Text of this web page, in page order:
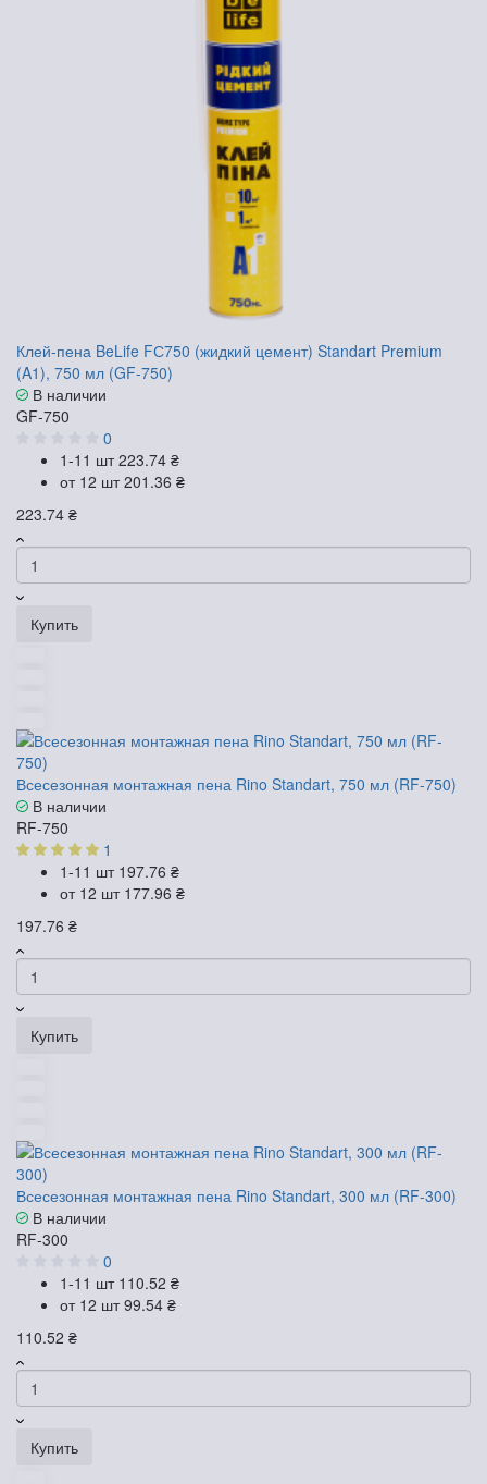
Клей-пена BeLife FС750 (жидкий цемент) Standart Premium
(A1), 750 мл (GF-750)
В наличии
GF-750
0
1-11 шт223.74 ₴
от 12 шт201.36 ₴
223.74 ₴
Купить
Всесезонная монтажная пена Rino Standart, 750 мл (RF-750)
В наличии
RF-750
1
1-11 шт 197.76 ₴
от 12 шт 177.96 ₴
197.76 ₴
Купить
Всесезонная монтажная пена Rino Standart, 300 мл (RF-300)
В наличии
RF-300
0
1-11 шт 110.52 ₴
от 12 шт99.54 ₴
110.52 ₴
Купить